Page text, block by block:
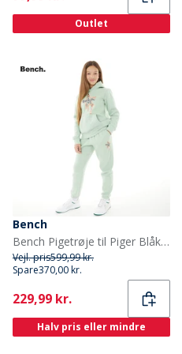
Outlet
Bench
Bench Pigetrøje til Piger Blåklokke Sage
Vejl. pris599,99 kr.
Spare370,00 kr.
Current
229,99 kr.
Halv pris eller mindre